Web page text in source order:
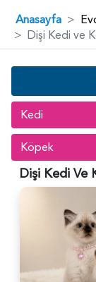
Anasayfa
Dişi Kedi ve
Kedi
Köpek
Dişi Kedi Ve